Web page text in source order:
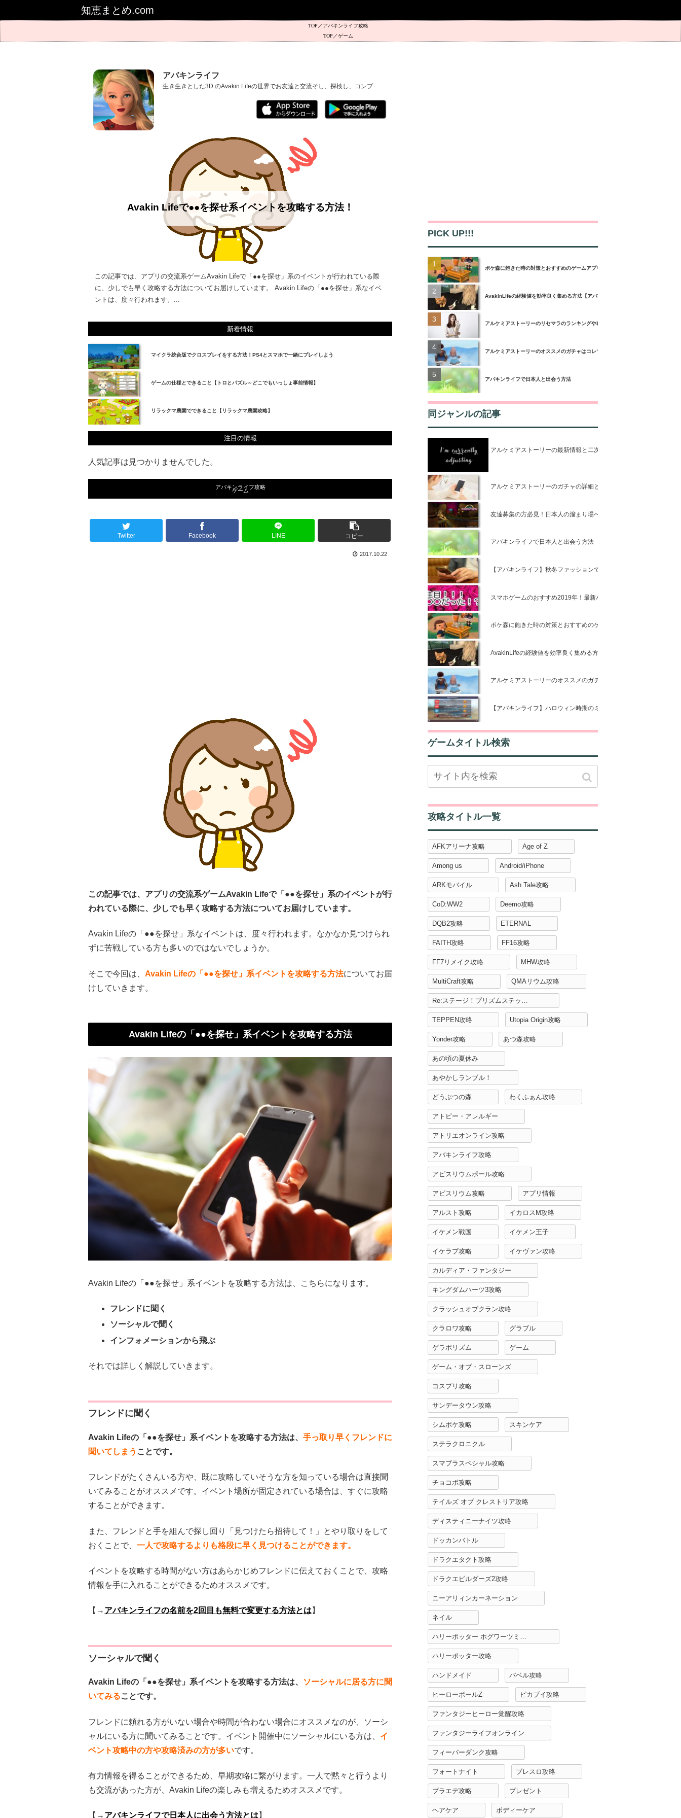
知恵まとめ.com
アバキンライフ攻略
ゲーム
アバキンライフ
生き生きとした3D のAvakin Lifeの世界でお友達と交流そし、探検し、コンプリートしましよう。
Avakin Lifeで●●を探せ系イベントを攻略する方法！
この記事では、アプリの交流系ゲームAvakin Lifeで「●●を探せ」系のイベントが行われている際
に、少しでも早く攻略する方法についてお届けしています。 Avakin Lifeの「●●を探せ」系なイベ
ントは、度々行われます。...
新着情報
マイクラ統合版でクロスプレイをする方法！PS4とスマホで一緒にプレイしよう
ゲームの仕様とできること【トロとパズル～どこでもいっしょ事前情報】
リラックマ農園でできること【リラックマ農園攻略】
注目の情報
人気記事は見つかりませんでした。
アバキンライフ攻略
ゲーム
Twitter Facebook LINE コピー
2017.10.22
この記事では、アプリの交流系ゲームAvakin Lifeで「●●を探せ」系のイベントが行
われている際に、少しでも早く攻略する方法についてお届けしています。
Avakin Lifeの「●●を探せ」系なイベントは、度々行われます。なかなか見つけられ
ずに苦戦している方も多いのではないでしょうか。
そこで今回は、 Avakin Lifeの「●●を探せ」系イベントを攻略する方法についてお届
けしていきます。
Avakin Lifeの「●●を探せ」系イベントを攻略する方法
Avakin Lifeの「●●を探せ」系イベントを攻略する方法は、こちらになります。
フレンドに聞く
ソーシャルで聞く
インフォメーションから飛ぶ
それでは詳しく解説していきます。
フレンドに聞く
Avakin Lifeの「●●を探せ」系イベントを攻略する方法は、 手っ取り早くフレンドに
聞いてしまう ことです。
フレンドがたくさんいる方や、既に攻略していそうな方を知っている場合は直接聞
いてみることがオススメです。イベント場所が固定されている場合は、すぐに攻略
することができます。
また、フレンドと手を組んで探し回り「見つけたら招待して！」とやり取りをして
おくことで、 一人で攻略するよりも格段に早く見つけることができます。
イベントを攻略する時間がない方はあらかじめフレンドに伝えておくことで、攻略
情報を手に入れることができるためオススメです。
【→ アバキンライフの名前を2回目も無料で変更する方法とは 】
ソーシャルで聞く
Avakin Lifeの「●●を探せ」系イベントを攻略する方法は、
ソーシャルに居る方に聞
いてみることです。
フレンドに頼れる方がいない場合や時間が合わない場合にオススメなのが、ソーシ
ャルにいる方に聞いてみることです。イベント開催中にソーシャルにいる方は、 イ
ベント攻略中の方や攻略済みの方が多いです。
有力情報を得ることができるため、早期攻略に繋がります。一人で黙々と行うより
も交流があった方が、Avakin Lifeの楽しみも増えるためオススメです。
【→ アバキンライフで日本人に出会う方法とは 】
PICK UP!!!
ポケ森に飽きた時の対策とおすすめのゲームアプリ3選！
AvakinLifeの経験値を効率良く集める方法【アバキンライフ攻略】
アルケミアストーリーのリセマラのランキングや攻略ポイント【アルスト攻略】
アルケミアストーリーのオススメのガチャはコレで決まり！【アルスト攻略】
アバキンライフで日本人と出会う方法
同ジャンルの記事
アルケミアストーリーの最新情報と二次創作について
アルケミアストーリーのガチャの詳細と確率【アルスト攻略】
友達募集の方必見！日本人の溜まり場へ行く方法【アバキンライフ攻
アバキンライフで日本人と出会う方法
【アバキンライフ】秋冬ファッションで3000Avacoinをゲットしよう
スマホゲームのおすすめ2019年！最新ハマりすぎ注意な無料アプリ
ポケ森に飽きた時の対策とおすすめのゲームアプリ3選！
AvakinLifeの経験値を効率良く集める方法【アバキンライフ攻略】
アルケミアストーリーのオススメのガチャはコレで決まり！【アルス
【アバキンライフ】ハロウィン時期のミステリーボックスとは
ゲームタイトル検索
攻略タイトル一覧
AFKアリーナ攻略 Age of Z
Among us Android/iPhone
ARKモバイル Ash Tale攻略
CoD:WW2 Deemo攻略
DQB2攻略 ETERNAL
FAITH攻略 FF16攻略
FF7リメイク攻略 MHW攻略
MultiCraft攻略 QMAリウム攻略
TEPPEN攻略 Utopia Origin攻略
Yonder攻略 あつ森攻略
あの頃の夏休み
あやかしランブル！
どうぶつの森 わくふぁん攻略
アトピー・アレルギー
アトリエオンライン攻略
アバキンライフ攻略
アビスリウムポール攻略
アビスリウム攻略 アプリ情報
アルスト攻略 イカロスM攻略
イケメン戦国 イケメン王子
イケラブ攻略 イケヴァン攻略
カルディア・ファンタジー
キングダムハーツ3攻略
クラッシュオブクラン攻略
クラロワ攻略 グラブル
ゲラポリズム ゲーム
ゲーム・オブ・スローンズ
コスプリ攻略
サンデータウン攻略
シムポケ攻略 スキンケア
ステラクロニクル
スマブラスペシャル攻略
チョコボ攻略
テイルズ オブ クレストリア攻略
ディスティニーナイツ攻略
ドッカンバトル
ドラクエタクト攻略
ドラクエビルダーズ2攻略
ニーアリィンカーネーション
ネイル
ハリーポッター攻略
ハンドメイド バベル攻略
ヒーローボールZ ピカブイ攻略
ファンタジーヒーロー覚醒攻略
ファンタジーライフオンライン
フィーバーダンク攻略
フォートナイト ブレスロ攻略
プラエデ攻略 プレゼント
ヘアケア ボディーケア